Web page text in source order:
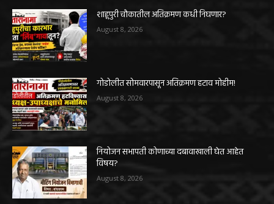
शाहूपुरी चौकातील अतिक्रमण कधी निघणार?
August 8, 2026
गोडोलीत सोमवारपासून अतिक्रमण हटाव मोहीम!
August 8, 2026
नियोजन सभापती कोणाच्या दबावाखाली घेत आहेत
विषय?
August 8, 2026